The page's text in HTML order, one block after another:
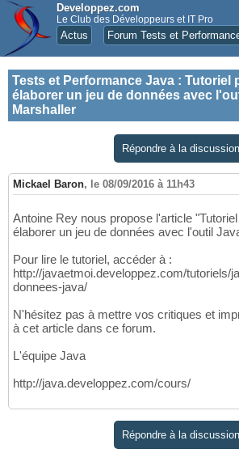
Developpez.com
Le Club des Développeurs et IT Pro
Actus Forum Tests et
Tests et Performance Java : Tutoriel
élaborer un jeu de données avec
Marshaller
Répondre à la discussion
Mickael Baron, le 08/09/2016 à 11h43
Antoine Rey nous propose l'article
élaborer un jeu de données avec l'outil
Pour lire le tutoriel, accéder à :
http://javaetmoi.developpez.com/tutoriels/
donnees-java/
N'hésitez pas à mettre vos critiques et
à cet article dans ce forum.
L'équipe Java
http://java.developpez.com/cours/
Répondre à la discussion